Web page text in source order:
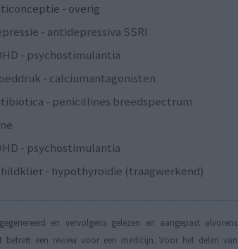
- overig
- antidepressiva SSRI
- psychostimulantia
- calciumantagonisten
- penicillines breedspectrum
- psychostimulantia
- hypothyroidie (traagwerkend)
en vervolgens gelezen en aangepast alvorens
een review voor een medicijn. Voor het delen van